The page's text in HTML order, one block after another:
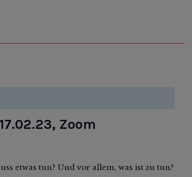
Zoom
etwas tun? Und vor allem, was ist zu tun?